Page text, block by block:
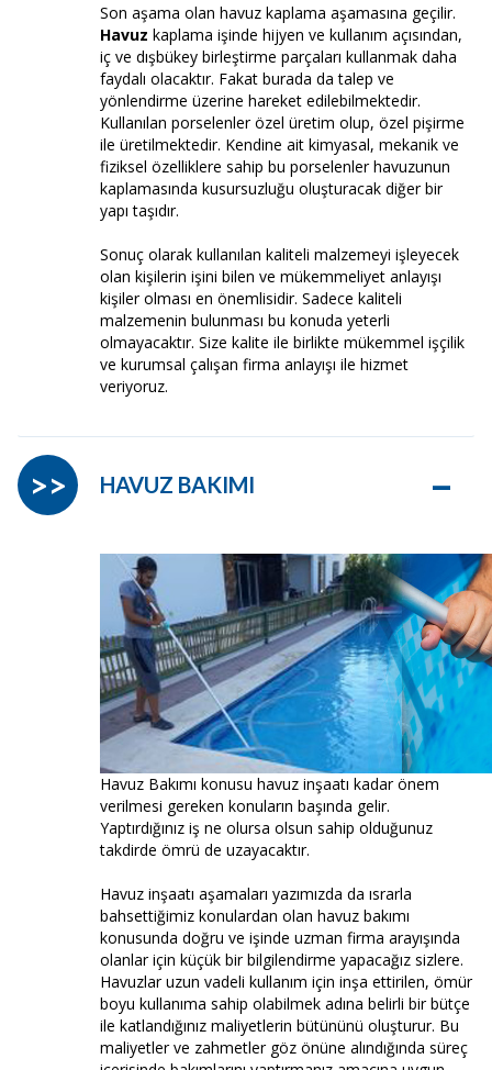
Son aşama olan havuz kaplama aşamasına geçilir.
Havuz kaplama işinde hijyen ve kullanım açısından,
iç ve dışbükey birleştirme parçaları kullanmak daha
faydalı olacaktır. Fakat burada da talep ve
yönlendirme üzerine hareket edilebilmektedir.
Kullanılan porselenler özel üretim olup, özel pişirme
ile üretilmektedir. Kendine ait kimyasal, mekanik ve
fiziksel özelliklere sahip bu porselenler havuzunun
kaplamasında kusursuzluğu oluşturacak diğer bir
yapı taşıdır.
Sonuç olarak kullanılan kaliteli malzemeyi işleyecek
olan kişilerin işini bilen ve mükemmeliyet anlayışı
kişiler olması en önemlisidir. Sadece kaliteli
malzemenin bulunması bu konuda yeterli
olmayacaktır. Size kalite ile birlikte mükemmel işçilik
ve kurumsal çalışan firma anlayışı ile hizmet
veriyoruz.
HAVUZ BAKIMI –
>>
Havuz Bakımı konusu havuz inşaatı kadar önem
verilmesi gereken konuların başında gelir.
Yaptırdığınız iş ne olursa olsun sahip olduğunuz
takdirde ömrü de uzayacaktır.
Havuz inşaatı aşamaları yazımızda da ısrarla
bahsettiğimiz konulardan olan havuz bakımı
konusunda doğru ve işinde uzman firma arayışında
olanlar için küçük bir bilgilendirme yapacağız sizlere.
Havuzlar uzun vadeli kullanım için inşa ettirilen, ömür
boyu kullanıma sahip olabilmek adına belirli bir bütçe
ile katlandığınız maliyetlerin bütününü oluşturur. Bu
maliyetler ve zahmetler göz önüne alındığında süreç